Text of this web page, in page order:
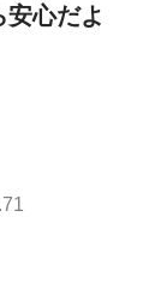
安心だよ